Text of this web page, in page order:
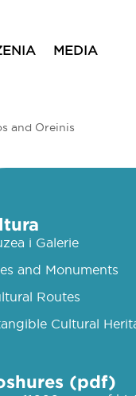
MEDIA
and Oreinis
i Galerie
and Monuments
Routes
Cultural
(pdf)